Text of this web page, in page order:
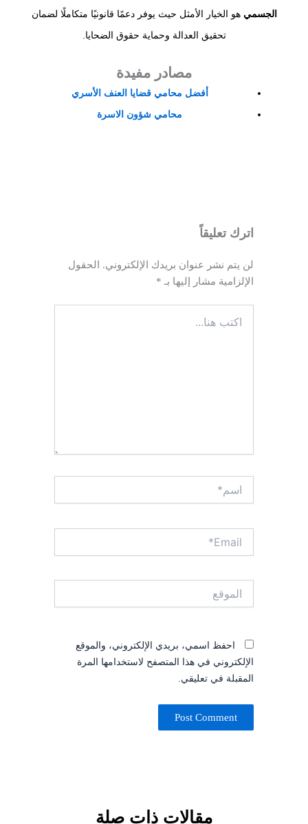
الجسمي هو الخيار الأمثل حيث يوفر دعمًا قانونيًا متكاملًا لضمان
تحقيق العدالة وحماية حقوق الضحايا.
مصادر مفيدة
أفضل محامي قضايا العنف الأسري
محامي شؤون الاسرة
اترك تعليقاً
لن يتم نشر عنوان بريدك الإلكتروني.
الحقول
الإلزامية مشار إليها بـ *
هنا...
احفظ اسمي، بريدي الإلكتروني، والموقع
الإلكتروني في هذا المتصفح لاستخدامها المرة
المقبلة في تعليقي.
مقالات ذات صلة